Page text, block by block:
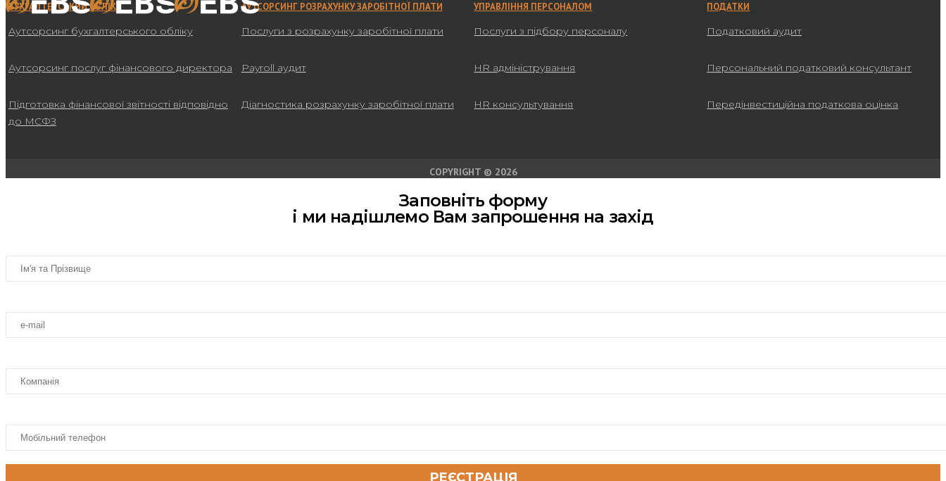
БУХГАЛТЕРСЬКИЙ ОБЛІК
Аутсорсинг бухгалтерського обліку
Аутсорсинг послуг фінансового директора
Підготовка фінансової звітності відповідно
до МСФЗ
АУТСОРСИНГ РОЗРАХУНКУ ЗАРОБІТНОЇ ПЛАТИ
Послуги з розрахунку заробітної плати
Payroll аудит
Діагностика розрахунку заробітної плати
УПРАВЛІННЯ ПЕРСОНАЛОМ
Послуги з підбору персоналу
HR адміністрування
HR консультування
ПОДАТКИ
Податковий аудит
Персональний податковий консультант
Передінвестиційна податкова оцінка
COPYRIGHT © 2026
Заповніть форму
і ми надішлемо Вам запрошення на захід